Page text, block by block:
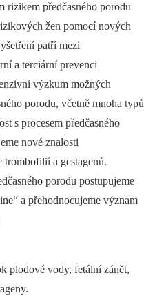
rizikem předčasného porodu
žen pomocí nových
patří mezi
a terciární prevenci
výzkum možných
porodu, včetně mnoha typů
s procesem předčasného
nové znalosti
a gestagenů.
porodu postupujeme
a přehodnocujeme význam
plodové vody, fetální zánět,